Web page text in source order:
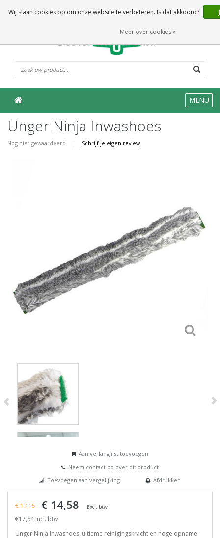
0 Artikelen
MENU
Unger Ninja Inwashoes
Nog niet gewaardeerd | Schrijf je eigen review
Aan verlanglijst toevoegen
Neem contact op over dit product
Toevoegen aan vergelijking
Afdrukken
€ 17,15 € 14,58 Excl. btw
€17,64 Incl. btw
Unger Ninja Inwashoes, ultieme reinigingskracht en hoge opname.
Wij slaan cookies op om onze website te verbeteren. Is dat akkoord?
Meer over cookies »